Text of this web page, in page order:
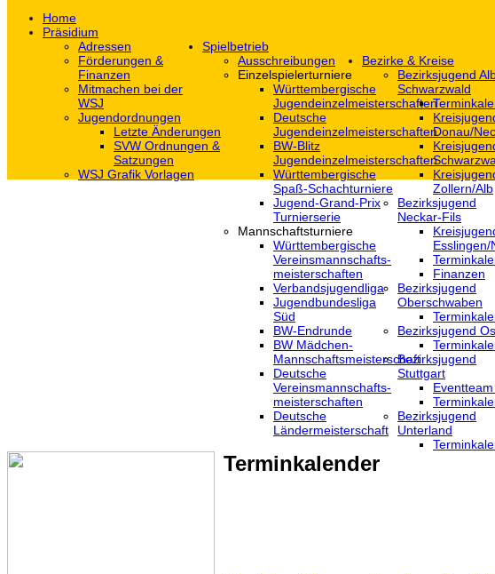
Home
Präsidium
Adressen
Förderungen &
Finanzen
Mitmachen bei der
WSJ
Jugendordnungen
Letzte Änderungen
SVW Ordnungen &
Satzungen
WSJ Grafik Vorlagen
Spielbetrieb
Ausschreibungen
Einzelspielerturniere
Württembergische
Jugendeinzelmeisterschaften
Deutsche
Jugendeinzelmeisterschaften
BW-Blitz
Jugendeinzelmeisterschaften
Württembergische
Spaß-Schachturniere
Jugend-Grand-Prix
Turnierserie
Mannschaftsturniere
Württembergische
Vereinsmannschafts-
meisterschaften
Verbandsjugendliga
Jugendbundesliga
Süd
BW-Endrunde
BW Mädchen-
Mannschaftsmeisterschaft
Deutsche
Vereinsmannschafts-
meisterschaften
Deutsche
Ländermeisterschaft
Bezirke & Kreise
Bezirksjugend
Schwarzwald
Donau/
Zollern/Alb
Bezirksjugend
Neckar-Fils
‎Esslingen/
Finanzen
Bezirksjugend
Oberschwaben
Bezirksjugend
Bezirksjugend
Stuttgart
Bezirksjugend
Unterland
Terminkalender